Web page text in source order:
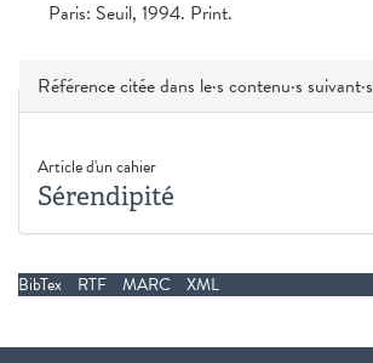
Paris: Seuil, 1994. Print.
Masquer
Référence citée dans le·s contenu·s suivant·s
Article d'un cahier
Sérendipité
BibTex RTF MARC XML